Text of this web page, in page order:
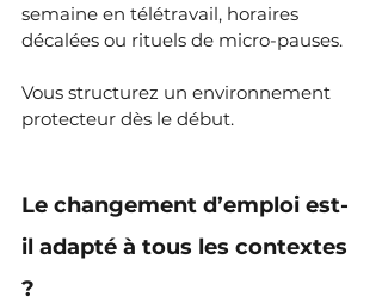
semaine en télétravail, horaires
décalées ou rituels de micro-pauses.
Vous structurez un environnement
protecteur dès le début.
Le changement d’emploi est-
il adapté à tous les contextes
?